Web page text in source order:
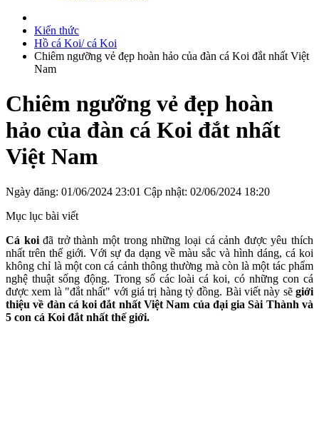
Kiến thức
Hồ cá Koi/ cá Koi
Chiêm ngưỡng vẻ đẹp hoàn hảo của đàn cá Koi đắt nhất Việt
Nam
Chiêm ngưỡng vẻ đẹp hoàn
hảo của đàn cá Koi đắt nhất
Việt Nam
Ngày đăng: 01/06/2024 23:01 Cập nhật: 02/06/2024 18:20
Mục lục bài viết
Cá koiđã trở thành một trong những loại cá cảnh được yêu thích
nhất trên thế giới. Với sự đa dạng về màu sắc và hình dáng, cá koi
không chỉ là một con cá cảnh thông thường mà còn là một tác phẩm
nghệ thuật sống động. Trong số các loài cá koi, có những con cá
được xem là "đắt nhất" với giá trị hàng tỷ đồng. Bài viết này sẽ giới
thiệu về đàn cá koi đắt nhất Việt Nam của đại gia Sài Thành và
5 con cá Koi đắt nhất thế giới.